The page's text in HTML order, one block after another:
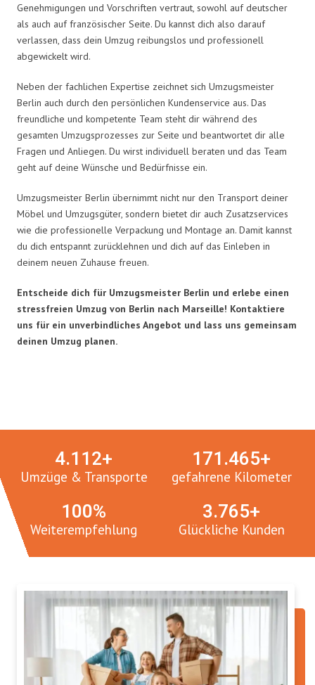
Genehmigungen und Vorschriften vertraut, sowohl auf deutscher
als auch auf französischer Seite. Du kannst dich also darauf
verlassen, dass dein Umzug reibungslos und professionell
abgewickelt wird.
Neben der fachlichen Expertise zeichnet sich Umzugsmeister
Berlin auch durch den persönlichen Kundenservice aus. Das
freundliche und kompetente Team steht dir während des
gesamten Umzugsprozesses zur Seite und beantwortet dir alle
Fragen und Anliegen. Du wirst individuell beraten und das Team
geht auf deine Wünsche und Bedürfnisse ein.
Umzugsmeister Berlin übernimmt nicht nur den Transport deiner
Möbel und Umzugsgüter, sondern bietet dir auch Zusatzservices
wie die professionelle Verpackung und Montage an. Damit kannst
du dich entspannt zurücklehnen und dich auf das Einleben in
deinem neuen Zuhause freuen.
Entscheide dich für Umzugsmeister Berlin und erlebe einen
stressfreien Umzug von Berlin nach Marseille! Kontaktiere
uns für ein unverbindliches Angebot und lass uns gemeinsam
deinen Umzug planen.
Umzüge & Transporte
4.112+
gefahrene Kilometer
171.465+
Weiterempfehlung
100%
Glückliche Kunden
3.765+